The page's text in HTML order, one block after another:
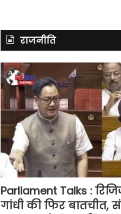
राजनीति
Parliament Talks :
गांधी की फिर बातचीत,